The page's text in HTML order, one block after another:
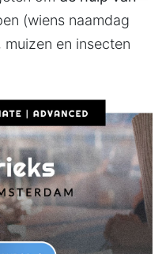
(wiens naamdag
en insecten